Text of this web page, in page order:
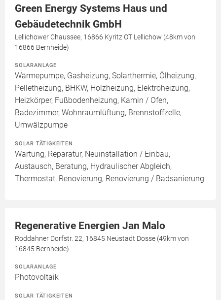
Green Energy Systems Haus und
Gebäudetechnik GmbH
Lellichower Chaussee, 16866 Kyritz OT Lellichow (48km von
16866 Bernheide)
SOLARANLAGE
Wärmepumpe, Gasheizung, Solarthermie, Ölheizung,
Pelletheizung, BHKW, Holzheizung, Elektroheizung,
Heizkörper, Fußbodenheizung, Kamin / Ofen,
Badezimmer, Wohnraumlüftung, Brennstoffzelle,
Umwälzpumpe
SOLAR TÄTIGKEITEN
Wartung, Reparatur, Neuinstallation / Einbau,
Austausch, Beratung, Hydraulischer Abgleich,
Thermostat, Renovierung, Renovierung / Badsanierung
Regenerative Energien Jan Malo
Roddahner Dorfstr. 22, 16845 Neustadt Dosse (49km von
16845 Bernheide)
SOLARANLAGE
Photovoltaik
SOLAR TÄTIGKEITEN